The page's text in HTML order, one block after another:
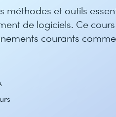
méthodes et outils
de logiciels. Ce
courants